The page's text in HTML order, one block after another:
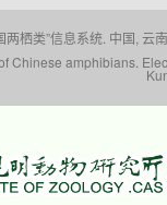
两栖类”信息系统. 中国,
Chinese amphibians.